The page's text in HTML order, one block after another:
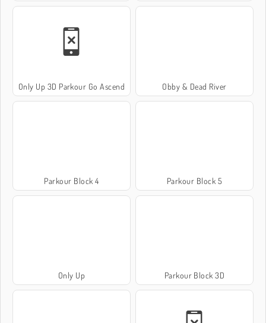
Only Up 3D Parkour Go Ascend Obby & Dead River
Parkour Block 4 Parkour Block 5
Only Up Parkour Block 3D